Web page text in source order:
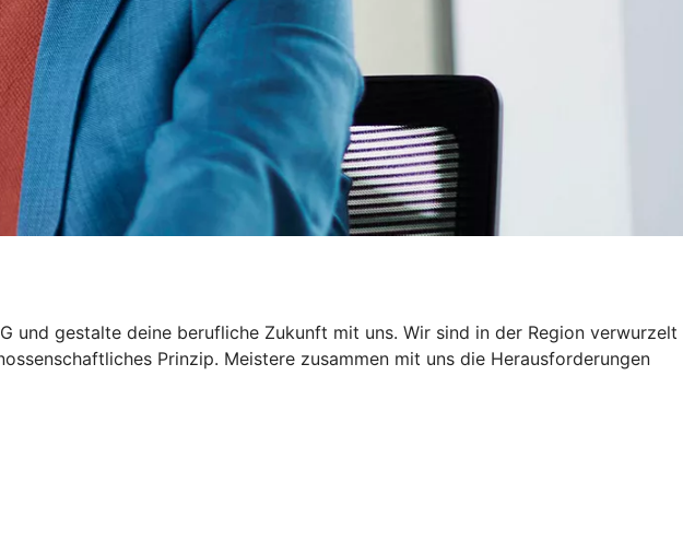
gestalte deine berufliche Zukunft mit uns. Wir sind in der Region verwurzelt
Prinzip. Meistere zusammen mit uns die Herausforderungen